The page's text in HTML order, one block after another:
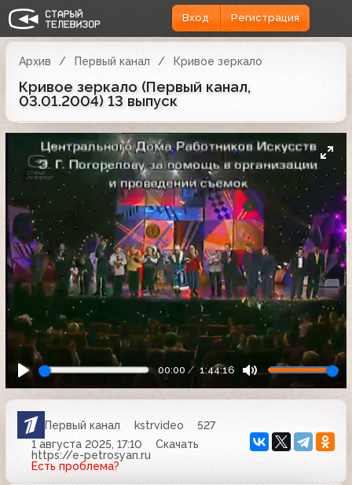
Вход Регистрация
Архив Первый канал Кривое зеркало
Кривое зеркало (Первый канал,
03.01.2004) 13 выпуск
00:00 1:44:16
Первый канал kstrvideo
527
1 августа 2025, 17:10
Скачать
https://e-petrosyan.ru
Есть проблема?